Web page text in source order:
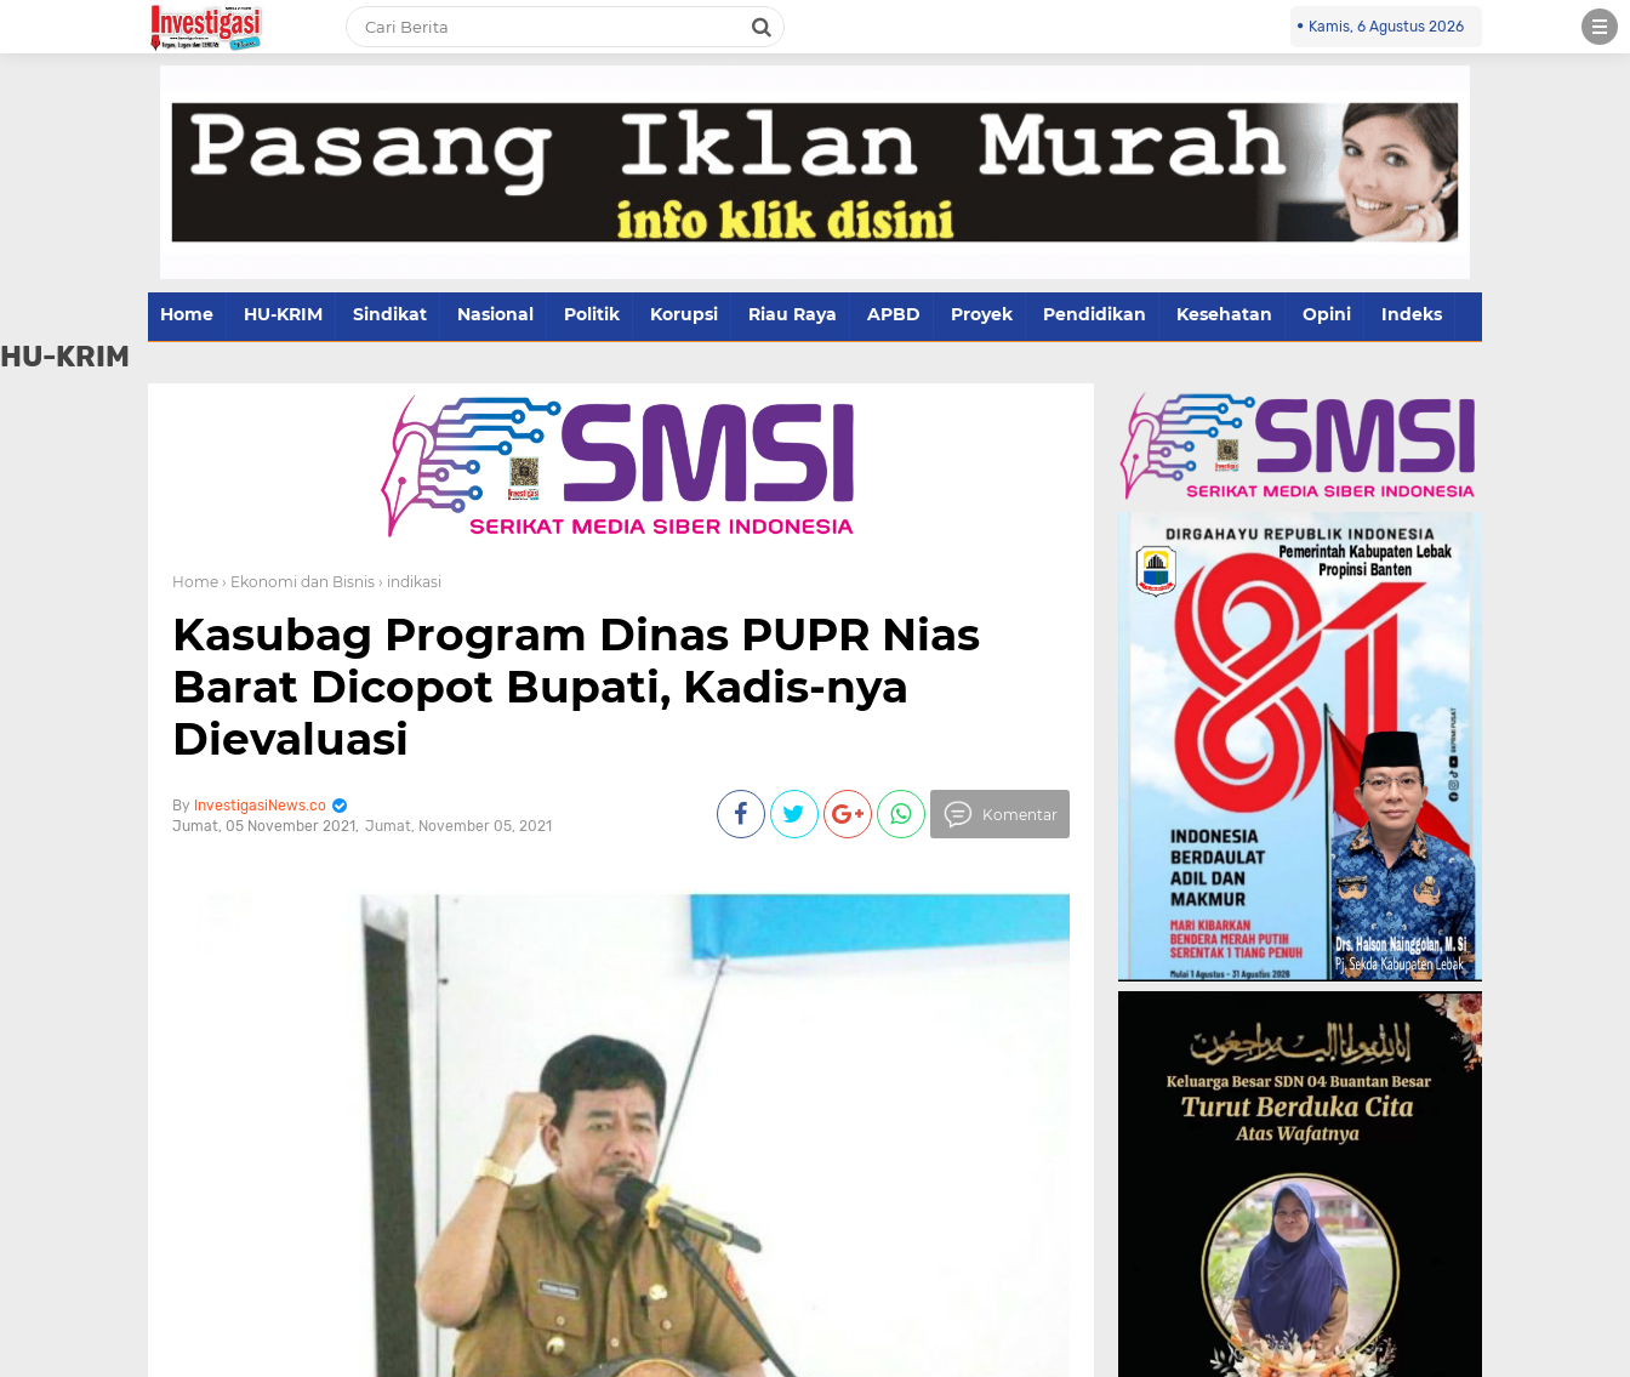
Kamis, 6 Agustus 2026
Home HU-KRIM Sindikat Nasional Politik Korupsi Riau Raya APBD Proyek Pendidikan Kesehatan Opini Indeks
HU-KRIM
Home › Ekonomi dan Bisnis › indikasi
Kasubag Program Dinas PUPR Nias
Barat Dicopot Bupati, Kadis-nya
Dievaluasi
InvestigasiNews.co
Jumat, 05 November 2021
Jumat, November 05, 2021
Komentar